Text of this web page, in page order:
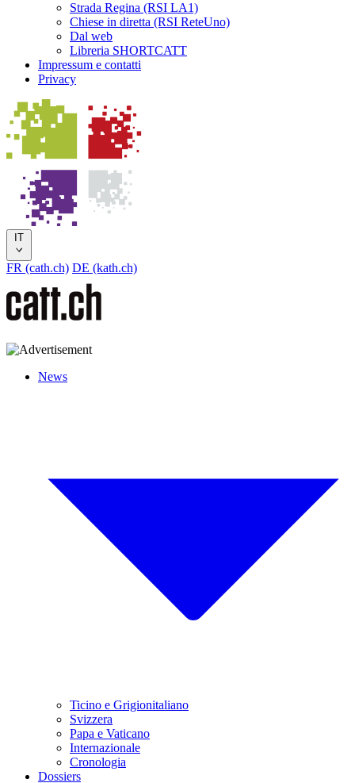
Strada Regina (RSI LA1)
Chiese in diretta (RSI ReteUno)
Dal web
Libreria SHORTCATT
Impressum e contatti
Privacy
IT
FR (cath.ch) DE (kath.ch)
News
Ticino e Grigionitaliano
Svizzera
Papa e Vaticano
Internazionale
Cronologia
Dossiers